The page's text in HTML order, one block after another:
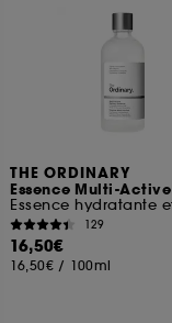
THE ORDINARY
Essence Multi-Active
129
16,50€
16,50€ / 100ml